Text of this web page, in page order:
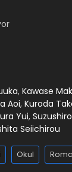
, Kawase
Aoi, Kuroda
Yui,
Seiichirou
Okul